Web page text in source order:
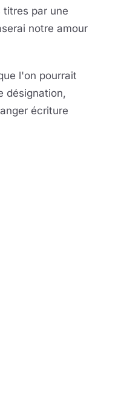
titres par une
notre amour
l'on pourrait
désignation,
écriture